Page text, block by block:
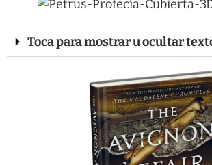
Toca para mostrar u ocultar